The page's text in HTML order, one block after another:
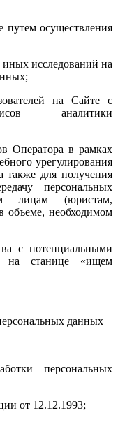
путем осуществления
иных исследований на
на Сайте с
аналитики
Оператора в рамках
урегулирования
также для получения
персональных
лицам (юристам,
объеме, необходимом
с потенциальными
на станице «ищем
данных
персональных
от 12.12.1993;